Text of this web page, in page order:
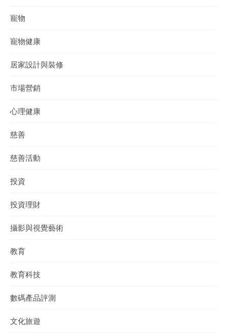
寵物
寵物健康
居家設計與裝修
市場營銷
心理健康
慈善
慈善活動
投資
投資理財
攝影與視覺藝術
教育
教育科技
數碼產品評測
文化旅遊